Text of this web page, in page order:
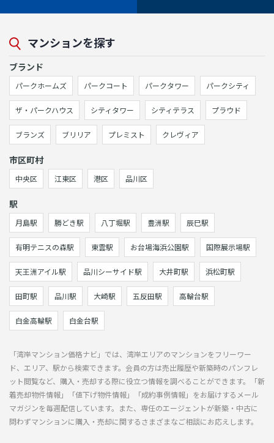
マンションを探す
ブランド
パークホームズ パークコート パークタワー パークシティ
ザ・パークハウス シティタワー シティテラス プラウド
ブランズ ブリリア プレミスト クレヴィア
市区町村
中央区 江東区 港区 品川区
駅
月島駅 勝どき駅 八丁堀駅 豊洲駅 辰巳駅
有明テニスの森駅 東雲駅 お台場海浜公園駅 国際展示場駅
天王洲アイル駅 品川シーサイド駅 大井町駅 浜松町駅
田町駅 品川駅 大崎駅 五反田駅 高輪台駅
白金高輪駅 白金台駅
「湾岸マンション価格ナビ」では、湾岸エリアのマンションをフリーワー
ド、エリア、駅から検索できます。会員の方は売出履歴や新築時のパンフレ
ット閲覧など、購入・売却する際に役立つ情報を調べることができます。「新
着売却物件情報」「値下げ物件情報」「成約事例情報」をお届けするメール
マガジンを毎週配信しています。また、専任のエージェントが新築・中古に
問わずマンションに購入・売却に関するさまざまなご相談にお応えします。